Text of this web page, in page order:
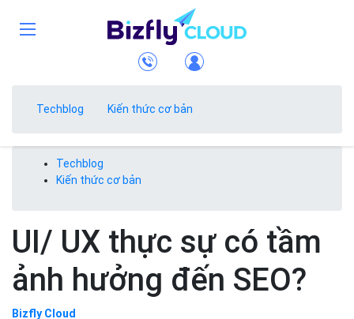
Techblog Kiến thức cơ bản
Techblog
Kiến thức cơ bản
UI/ UX thực sự có tầm
ảnh hưởng đến SEO?
Bizfly Cloud